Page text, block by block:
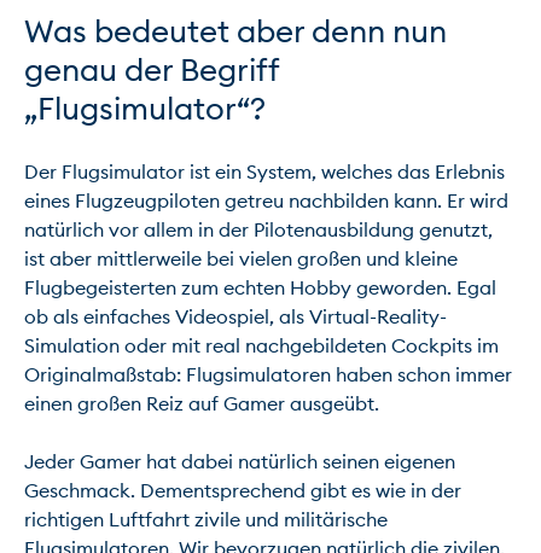
Was bedeutet aber denn nun
genau der Begriff
„Flugsimulator“?
Der Flugsimulator ist ein System, welches das Erlebnis
eines Flugzeugpiloten getreu nachbilden kann. Er wird
natürlich vor allem in der Pilotenausbildung genutzt,
ist aber mittlerweile bei vielen großen und kleine
Flugbegeisterten zum echten Hobby geworden. Egal
ob als einfaches Videospiel, als Virtual-Reality-
Simulation oder mit real nachgebildeten Cockpits im
Originalmaßstab: Flugsimulatoren haben schon immer
einen großen Reiz auf Gamer ausgeübt.
Jeder Gamer hat dabei natürlich seinen eigenen
Geschmack. Dementsprechend gibt es wie in der
richtigen Luftfahrt zivile und militärische